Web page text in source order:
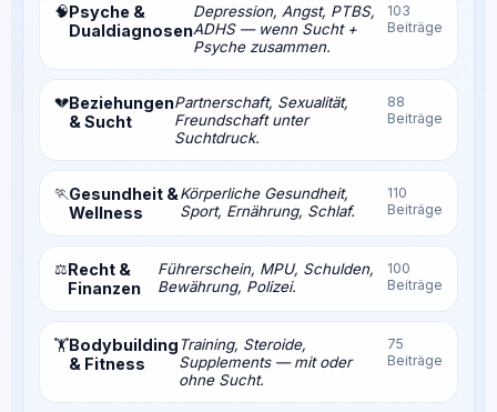
🧠Psyche &
Dualdiagnosen
Depression, Angst, PTBS,
ADHS — wenn Sucht +
Psyche zusammen.
103
Beiträge
💔Beziehungen
& Sucht
Partnerschaft, Sexualität,
Freundschaft unter
Suchtdruck.
88
Beiträge
🏃Gesundheit &
Wellness
Körperliche Gesundheit,
Sport, Ernährung, Schlaf.
110
Beiträge
⚖️Recht &
Finanzen
Führerschein, MPU, Schulden,
Bewährung, Polizei.
100
Beiträge
🏋️Bodybuilding
& Fitness
Training, Steroide,
Supplements — mit oder
ohne Sucht.
75
Beiträge